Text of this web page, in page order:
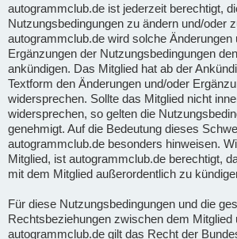
autogrammclub.de ist jederzeit berechtigt,
Nutzungsbedingungen zu ändern und/oder
autogrammclub.de wird solche Änderungen
Ergänzungen der Nutzungsbedingungen
ankündigen. Das Mitglied hat ab der
Textform den Änderungen und/oder
widersprechen. Sollte das Mitglied nicht
widersprechen, so gelten die
genehmigt. Auf die Bedeutung dieses
autogrammclub.de besonders hinweisen.
Mitglied, ist autogrammclub.de berechtigt,
mit dem Mitglied außerordentlich zu
Für diese Nutzungsbedingungen und die
Rechtsbeziehungen zwischen dem Mitglied
autogrammclub.de gilt das Recht der